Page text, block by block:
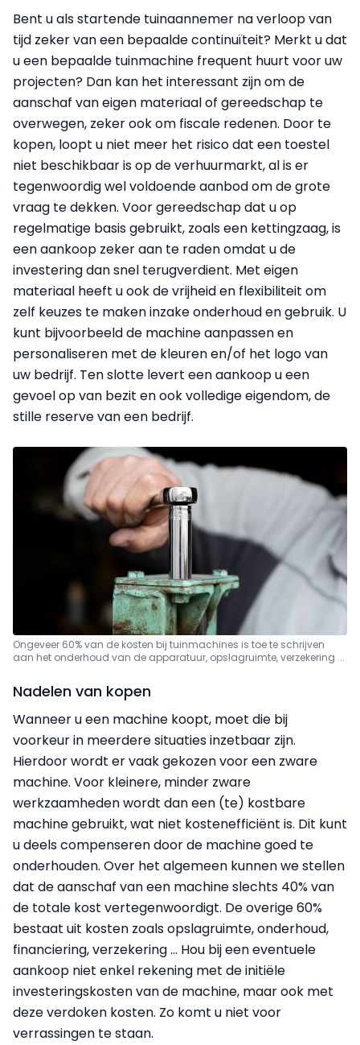
Bent u als startende tuinaannemer na verloop van
tijd zeker van een bepaalde continuïteit? Merkt u dat
u een bepaalde tuinmachine frequent huurt voor uw
projecten? Dan kan het interessant zijn om de
aanschaf van eigen materiaal of gereedschap te
overwegen, zeker ook om fiscale redenen. Door te
kopen, loopt u niet meer het risico dat een toestel
niet beschikbaar is op de verhuurmarkt, al is er
tegenwoordig wel voldoende aanbod om de grote
vraag te dekken. Voor gereedschap dat u op
regelmatige basis gebruikt, zoals een kettingzaag, is
een aankoop zeker aan te raden omdat u de
investering dan snel terugverdient. Met eigen
materiaal heeft u ook de vrijheid en flexibiliteit om
zelf keuzes te maken inzake onderhoud en gebruik. U
kunt bijvoorbeeld de machine aanpassen en
personaliseren met de kleuren en/of het logo van
uw bedrijf. Ten slotte levert een aankoop u een
gevoel op van bezit en ook volledige eigendom, de
stille reserve van een bedrijf.
Ongeveer 60% van de kosten bij tuinmachines is toe te schrijven
aan het onderhoud van de apparatuur, opslagruimte, verzekering ...
Nadelen van kopen
Wanneer u een machine koopt, moet die bij
voorkeur in meerdere situaties inzetbaar zijn.
Hierdoor wordt er vaak gekozen voor een zware
machine. Voor kleinere, minder zware
werkzaamheden wordt dan een (te) kostbare
machine gebruikt, wat niet kostenefficiënt is. Dit kunt
u deels compenseren door de machine goed te
onderhouden. Over het algemeen kunnen we stellen
dat de aanschaf van een machine slechts 40% van
de totale kost vertegenwoordigt. De overige 60%
bestaat uit kosten zoals opslagruimte, onderhoud,
financiering, verzekering … Hou bij een eventuele
aankoop niet enkel rekening met de initiële
investeringskosten van de machine, maar ook met
deze verdoken kosten. Zo komt u niet voor
verrassingen te staan.